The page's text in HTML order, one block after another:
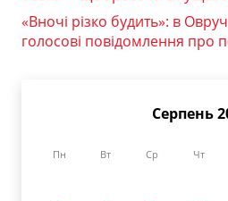
«Вночі різко будить»: в
голосові повідомлення про
Серпень
Пн Вт Ср Чт